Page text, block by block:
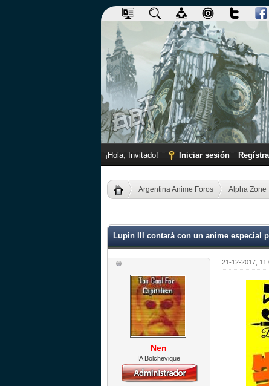
¡Hola, Invitado! Iniciar sesión
Argentina Anime Foros Alpha Zone
Lupin III contará con un anime especial
Nen
IA Bolchevique
21-12-2017,